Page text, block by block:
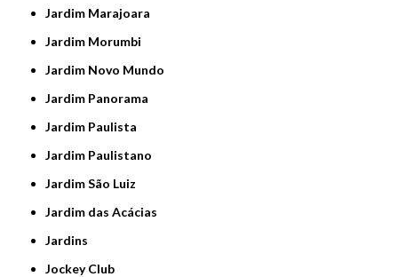
Jardim Marajoara
Jardim Morumbi
Jardim Novo Mundo
Jardim Panorama
Jardim Paulista
Jardim Paulistano
Jardim São Luiz
Jardim das Acácias
Jardins
Jockey Club